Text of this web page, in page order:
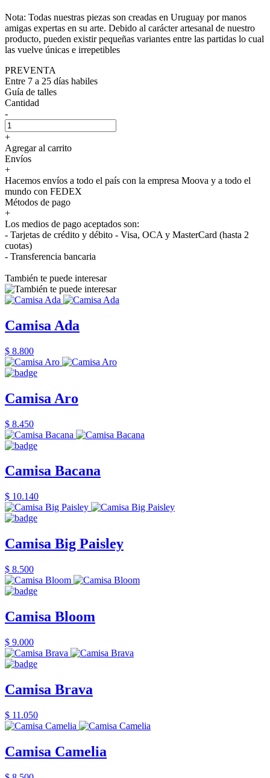
Nota: Todas nuestras piezas son creadas en Uruguay por manos
amigas expertas en su arte. Debido al carácter artesanal de nuestro
producto, pueden existir pequeñas variantes entre las partidas lo cual
las vuelve únicas e irrepetibles
PREVENTA
Entre 7 a 25 días habiles
Guía de talles
Cantidad
-
+
Agregar al carrito
Envíos
+
Hacemos envíos a todo el país con la empresa Moova y a todo el
mundo con FEDEX
Métodos de pago
+
Los medios de pago aceptados son:
- Tarjetas de crédito y débito - Visa, OCA y MasterCard (hasta 2
cuotas)
- Transferencia bancaria
También te puede interesar
Camisa Ada
$ 8.800
Camisa Aro
$ 8.450
Camisa Bacana
$ 10.140
Camisa Big Paisley
$ 8.500
Camisa Bloom
$ 9.000
Camisa Brava
$ 11.050
Camisa Camelia